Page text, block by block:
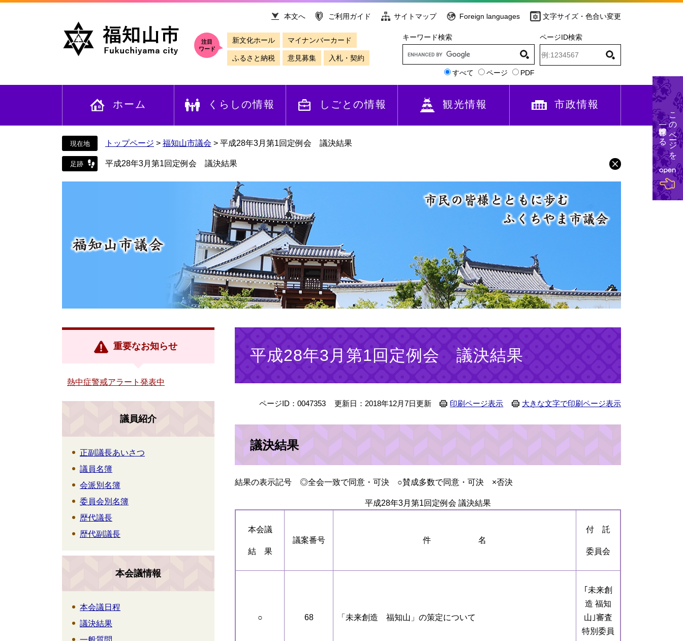
文
本文へ ご利用ガイド サイトマップ Foreign languages 文字サイズ・色合い変更
注目
ワード
新文化ホール マイナンバーカード
ふるさと納税 意見募集 入札・契約
キーワード検索
すべて ページ PDF
ページID検索
ホーム くらしの情報 しごとの情報 観光情報 市政情報
トップページ > 福知山市議会 > 平成28年3月第1回定例会 議決結果
平成28年3月第1回定例会 議決結果
平成28年3月第1回定例会 議決結果
ページID：0047353 更新日：2018年12月7日更新 印刷ページ表示 大きな文字で印刷ページ表示
議決結果
結果の表示記号 ◎全会一致で同意・可決 ○賛成多数で同意・可決 ×否決
平成28年3月第1回定例会 議決結果
本会議
結 果
議案番号 件 名
付 託
委員会
○ 68 「未来創造 福知山」の策定について
｢未来創
造 福知
山｣審査
特別委員
重要なお知らせ
熱中症警戒アラート発表中
議員紹介
正副議長あいさつ
議員名簿
会派別名簿
委員会別名簿
歴代議長
歴代副議長
本会議情報
本会議日程
議決結果
このページを
一時保存する